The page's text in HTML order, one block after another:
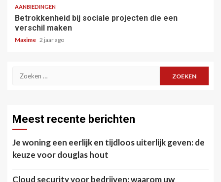
AANBIEDINGEN
Betrokkenheid bij sociale projecten die een
verschil maken
Maxime 2 jaar ago
Zoeken
Meest recente berichten
Je woning een eerlijk en tijdloos uiterlijk geven: de
keuze voor douglas hout
Cloud security voor bedrijven: waarom uw